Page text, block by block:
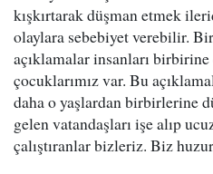
kışkırtarak düşman etmek
olaylara sebebiyet verebilir.
açıklamalar insanları
çocuklarımız var. Bu
daha o yaşlardan birbirlerine
gelen vatandaşları işe alıp
çalıştıranlar bizleriz. Biz